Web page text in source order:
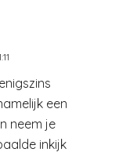
een
neem je
inkijk